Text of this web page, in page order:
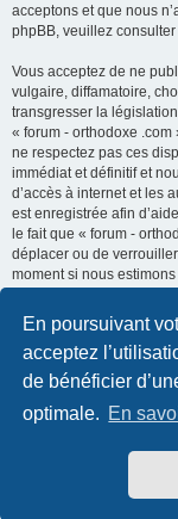
En poursuivant
acceptez
de bénéficier
optimale. En
acceptons et que nous
phpBB, veuillez consulter
Vous acceptez de ne
vulgaire, diffamatoire,
transgresser la
« forum - orthodoxe
ne respectez pas ces
immédiat et définitif et
d’accès à internet et les
est enregistrée afin
le fait que « forum -
déplacer ou de verrouiller
moment si nous
que toutes les
dans notre base de
diffusées à une tierce
.com », ni phpBB, ne
tentative de piratage